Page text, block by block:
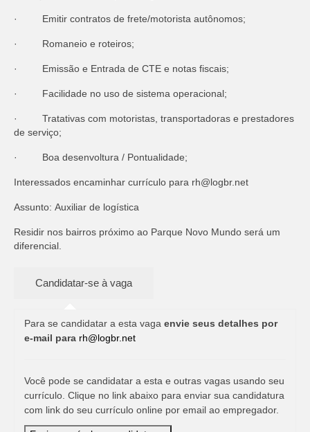
· Emitir contratos de frete/motorista autônomos;
· Romaneio e roteiros;
· Emissão e Entrada de CTE e notas fiscais;
· Facilidade no uso de sistema operacional;
· Tratativas com motoristas, transportadoras e prestadores
de serviço;
· Boa desenvoltura / Pontualidade;
Interessados encaminhar currículo para rh@logbr.net
Assunto: Auxiliar de logística
Residir nos bairros próximo ao Parque Novo Mundo será um
diferencial.
Para se candidatar a esta vaga envie seus detalhes por
e-mail para rh@logbr.net
Você pode se candidatar a esta e outras vagas usando seu
currículo. Clique no link abaixo para enviar sua candidatura
com link do seu currículo online por email ao empregador.